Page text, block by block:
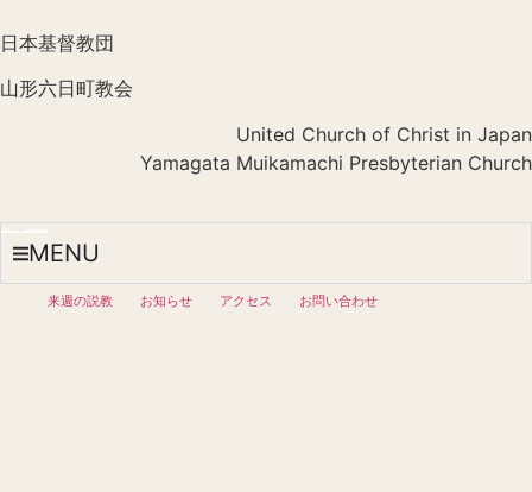
日本基督教団
山形六日町教会
United Church of Christ in Japan
Yamagata Muikamachi Presbyterian Church
MENU
来週の説教 お知らせ アクセス お問い合わせ